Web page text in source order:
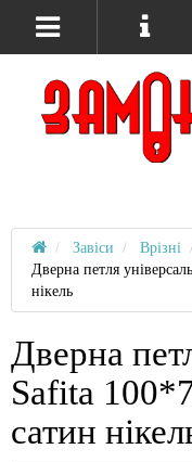
Завіси
Врізні
Дверна петля
нікель
Дверна
Safita
сатин